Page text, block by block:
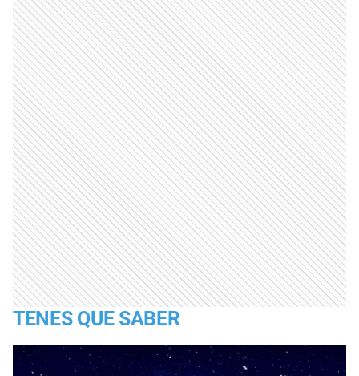
TENES QUE SABER